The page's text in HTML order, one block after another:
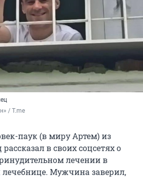
/ T.me
паук (в миру Артем) из
в своих соцсетях о
лечении в
лечебнице. Мужчина заверил,